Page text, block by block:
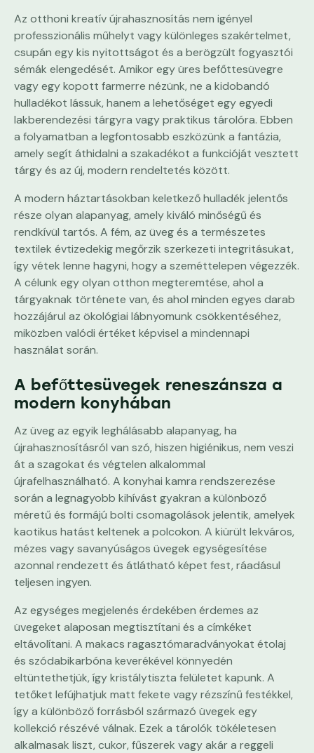
Az otthoni kreatív újrahasznosítás nem igényel
professzionális műhelyt vagy különleges szakértelmet,
csupán egy kis nyitottságot és a berögzült fogyasztói
sémák elengedését. Amikor egy üres befőttesüvegre
vagy egy kopott farmerre nézünk, ne a kidobandó
hulladékot lássuk, hanem a lehetőséget egy egyedi
lakberendezési tárgyra vagy praktikus tárolóra. Ebben
a folyamatban a legfontosabb eszközünk a fantázia,
amely segít áthidalni a szakadékot a funkcióját vesztett
tárgy és az új, modern rendeltetés között.
A modern háztartásokban keletkező hulladék jelentős
része olyan alapanyag, amely kiváló minőségű és
rendkívül tartós. A fém, az üveg és a természetes
textilek évtizedekig megőrzik szerkezeti integritásukat,
így vétek lenne hagyni, hogy a szeméttelepen végezzék.
A célunk egy olyan otthon megteremtése, ahol a
tárgyaknak története van, és ahol minden egyes darab
hozzájárul az ökológiai lábnyomunk csökkentéséhez,
miközben valódi értéket képvisel a mindennapi
használat során.
A befőttesüvegek reneszánsza a
modern konyhában
Az üveg az egyik leghálásabb alapanyag, ha
újrahasznosításról van szó, hiszen higiénikus, nem veszi
át a szagokat és végtelen alkalommal
újrafelhasználható. A konyhai kamra rendszerezése
során a legnagyobb kihívást gyakran a különböző
méretű és formájú bolti csomagolások jelentik, amelyek
kaotikus hatást keltenek a polcokon. A kiürült lekváros,
mézes vagy savanyúságos üvegek egységesítése
azonnal rendezett és átlátható képet fest, ráadásul
teljesen ingyen.
Az egységes megjelenés érdekében érdemes az
üvegeket alaposan megtisztítani és a címkéket
eltávolítani. A makacs ragasztómaradványokat étolaj
és szódabikarbóna keverékével könnyedén
eltüntethetjük, így kristálytiszta felületet kapunk. A
tetőket lefújhatjuk matt fekete vagy rézszínű festékkel,
így a különböző forrásból származó üvegek egy
kollekció részévé válnak. Ezek a tárolók tökéletesen
alkalmasak liszt, cukor, fűszerek vagy akár a reggeli